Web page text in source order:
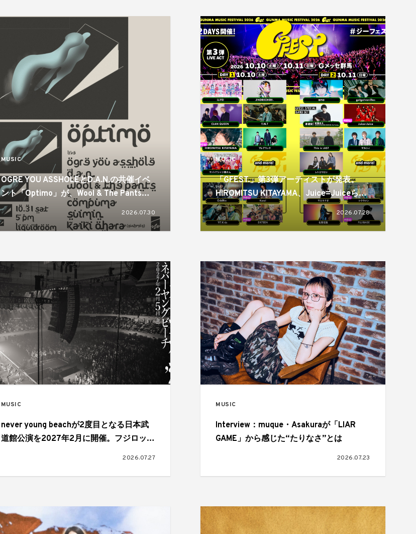
MUSIC
OGRE YOU ASSHOLEとD.A.N.の共催イベ
ント「Optimo」が、Wool & The Pantsを
迎え4年ぶりに開催
2026.07.30
MUSIC
「GFEST.」第3弾アーティストが発表。
HIROMITSU KITAYAMA、Juice=Juiceらが
出演
2026.07.28
MUSIC
never young beachが2度目となる日本武
道館公演を2027年2月に開催。フジロック
2026.07.27
MUSIC
Interview：muque・Asakuraが「LIAR
GAME」から感じた“たりなさ”とは
2026.07.23